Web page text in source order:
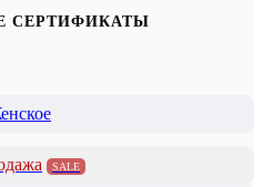
СЕРТИФИКАТЫ
SALE